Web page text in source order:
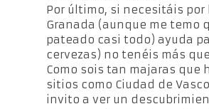
Por último, si necesitáis por
Granada (aunque me temo
pateado casi todo) ayuda
cervezas) no tenéis más
Como sois tan majaras que
sitios como Ciudad de
invito a ver un